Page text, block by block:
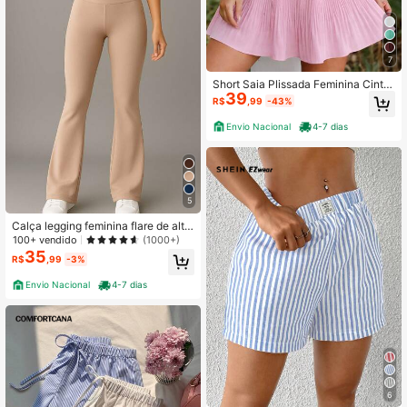
5
Calça legging feminina flare de alta
elasticidade
100+ vendido (1000+)
R$35 ,99 -3%
Envio Nacional 4-7 dias
7
Short Saia Plissada Feminina Cintur
a Alta Elegante Casual Verão Saia S
horts
R$39 ,99 -43%
Envio Nacional 4-7 dias
6